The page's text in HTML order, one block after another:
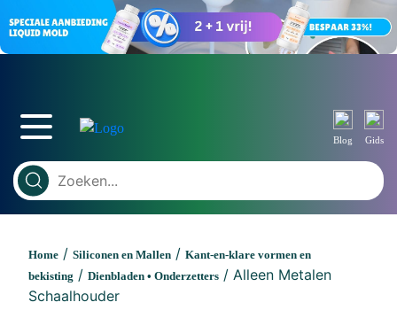
Blog Gids
Home / Siliconen en Mallen / Kant-en-klare vormen en
bekisting / Dienbladen • Onderzetters / Alleen Metalen
Schaalhouder